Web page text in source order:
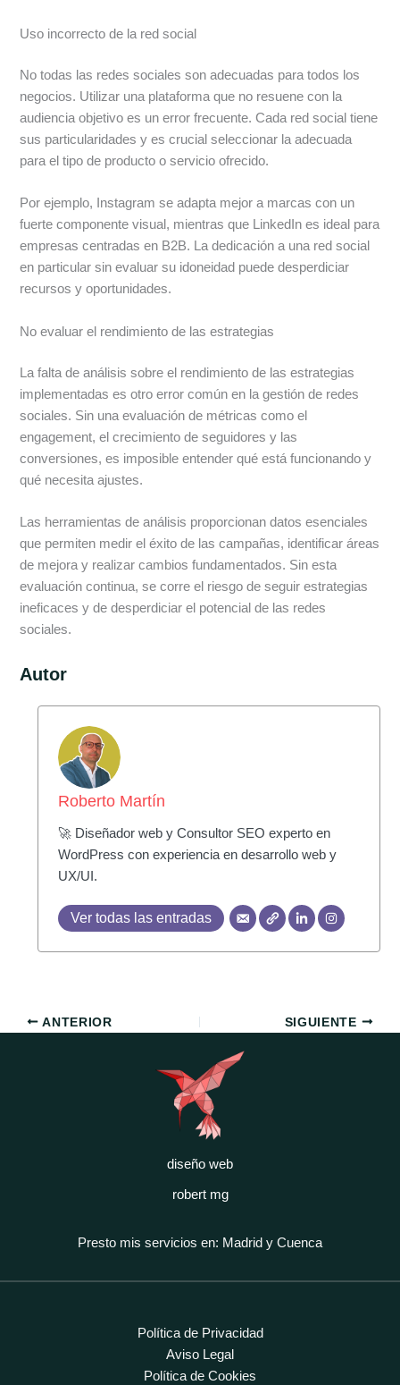
Uso incorrecto de la red social
No todas las redes sociales son adecuadas para todos los
negocios. Utilizar una plataforma que no resuene con la
audiencia objetivo es un error frecuente. Cada red social tiene
sus particularidades y es crucial seleccionar la adecuada
para el tipo de producto o servicio ofrecido.
Por ejemplo, Instagram se adapta mejor a marcas con un
fuerte componente visual, mientras que LinkedIn es ideal para
empresas centradas en B2B. La dedicación a una red social
en particular sin evaluar su idoneidad puede desperdiciar
recursos y oportunidades.
No evaluar el rendimiento de las estrategias
La falta de análisis sobre el rendimiento de las estrategias
implementadas es otro error común en la gestión de redes
sociales. Sin una evaluación de métricas como el
engagement, el crecimiento de seguidores y las
conversiones, es imposible entender qué está funcionando y
qué necesita ajustes.
Las herramientas de análisis proporcionan datos esenciales
que permiten medir el éxito de las campañas, identificar áreas
de mejora y realizar cambios fundamentados. Sin esta
evaluación continua, se corre el riesgo de seguir estrategias
ineficaces y de desperdiciar el potencial de las redes
sociales.
Autor
Roberto Martín
🚀 Diseñador web y Consultor SEO experto en
WordPress con experiencia en desarrollo web y
UX/UI.
Ver todas las entradas
ANTERIOR SIGUIENTE
diseño web
robert mg
Presto mis servicios en: Madrid y Cuenca
Política de Privacidad
Aviso Legal
Política de Cookies